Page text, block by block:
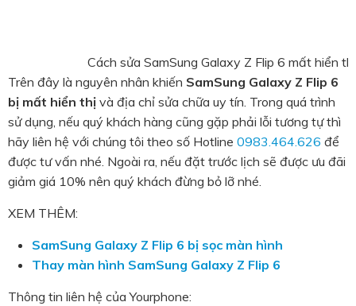
Cách sửa SamSung Galaxy Z Flip 6 mất hiển
Trên đây là nguyên nhân khiến SamSung Galaxy Z Flip 6
bị mất hiển thị và địa chỉ sửa chữa uy tín. Trong quá trình
sử dụng, nếu quý khách hàng cũng gặp phải lỗi tương tự thì
hãy liên hệ với chúng tôi theo số Hotline 0983.464.626 để
được tư vấn nhé. Ngoài ra, nếu đặt trước lịch sẽ được ưu đãi
giảm giá 10% nên quý khách đừng bỏ lỡ nhé.
XEM THÊM:
SamSung Galaxy Z Flip 6 bị sọc màn hình
Thay màn hình SamSung Galaxy Z Flip 6
Thông tin liên hệ của Yourphone: